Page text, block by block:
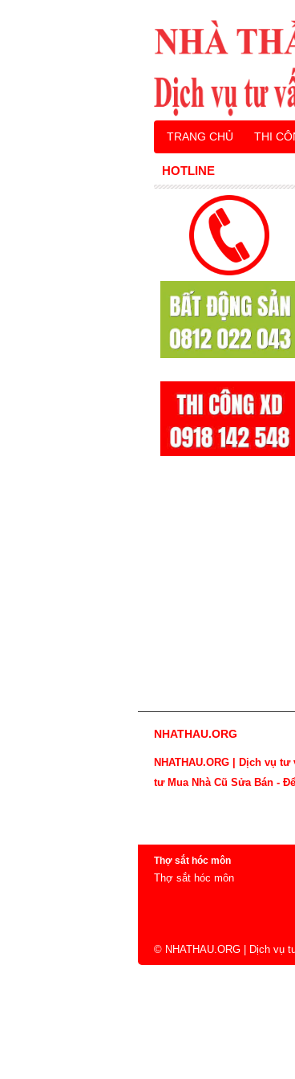
Thợ sắt hóc môn
Thợ sắt hóc môn
HOTLINE
TRANG CHỦ THI
NHATHAU.ORG
NHATHAU.ORG | Dịch vụ
tư Mua Nhà Cũ Sửa Bán -
© NHATHAU.ORG | Dịch vụ